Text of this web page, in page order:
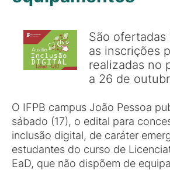
São ofertadas
as inscrições
realizadas no
a 26 de
O IFPB campus João Pessoa
sábado (17), o edital para
inclusão digital, de caráter
estudantes do curso de
EaD, que não dispõem de